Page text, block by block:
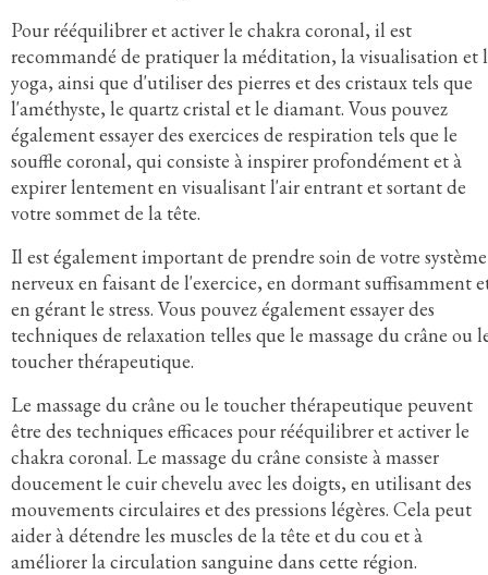
Pour rééquilibrer et activer le chakra coronal, il est
recommandé de pratiquer la méditation, la visualisation et
yoga, ainsi que d'utiliser des pierres et des cristaux tels que
l'améthyste, le quartz cristal et le diamant. Vous pouvez
également essayer des exercices de respiration tels que le
souffle coronal, qui consiste à inspirer profondément et à
expirer lentement en visualisant l'air entrant et sortant de
votre sommet de la tête.
Il est également important de prendre soin de votre système
nerveux en faisant de l'exercice, en dormant suffisamment
en gérant le stress. Vous pouvez également essayer des
techniques de relaxation telles que le massage du crâne ou
toucher thérapeutique.
Le massage du crâne ou le toucher thérapeutique peuvent
être des techniques efficaces pour rééquilibrer et activer le
chakra coronal. Le massage du crâne consiste à masser
doucement le cuir chevelu avec les doigts, en utilisant des
mouvements circulaires et des pressions légères. Cela peut
aider à détendre les muscles de la tête et du cou et à
améliorer la circulation sanguine dans cette région.